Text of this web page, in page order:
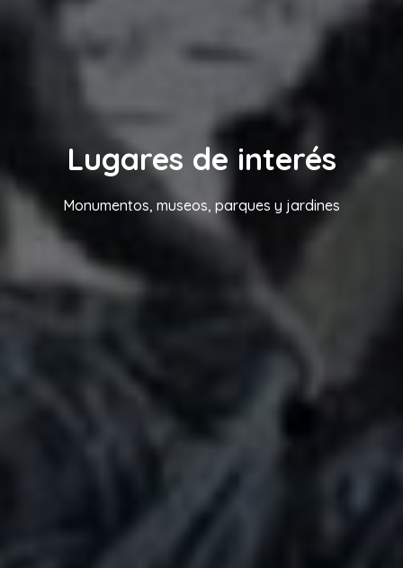
Lugares de interés
Monumentos, museos, parques y jardines